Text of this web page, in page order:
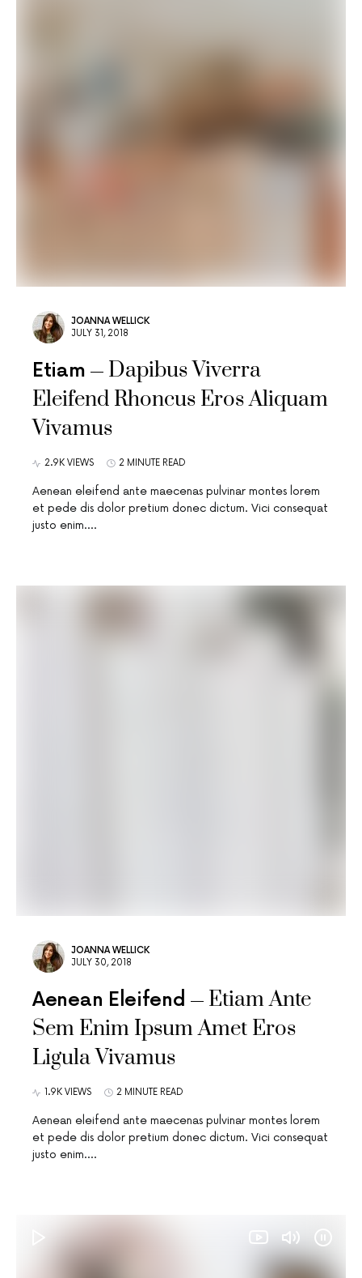
JOANNA WELLICK
JULY 31, 2018
Etiam
Dapibus Viverra
Eleifend Rhoncus Eros Aliquam
Vivamus
2.9K VIEWS 2 MINUTE READ
Aenean eleifend ante maecenas pulvinar montes lorem
et pede dis dolor pretium donec dictum. Vici consequat
justo enim.…
JOANNA WELLICK
JULY 30, 2018
Aenean Eleifend
Etiam Ante
Sem Enim Ipsum Amet Eros
Ligula Vivamus
1.9K VIEWS 2 MINUTE READ
Aenean eleifend ante maecenas pulvinar montes lorem
et pede dis dolor pretium donec dictum. Vici consequat
justo enim.…